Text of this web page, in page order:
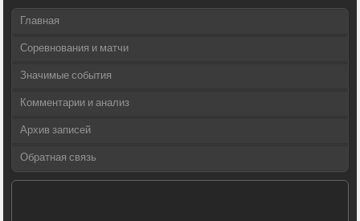
Главная
Соревнования и матчи
Значимые события
Комментарии и анализ
Архив записей
Обратная связь